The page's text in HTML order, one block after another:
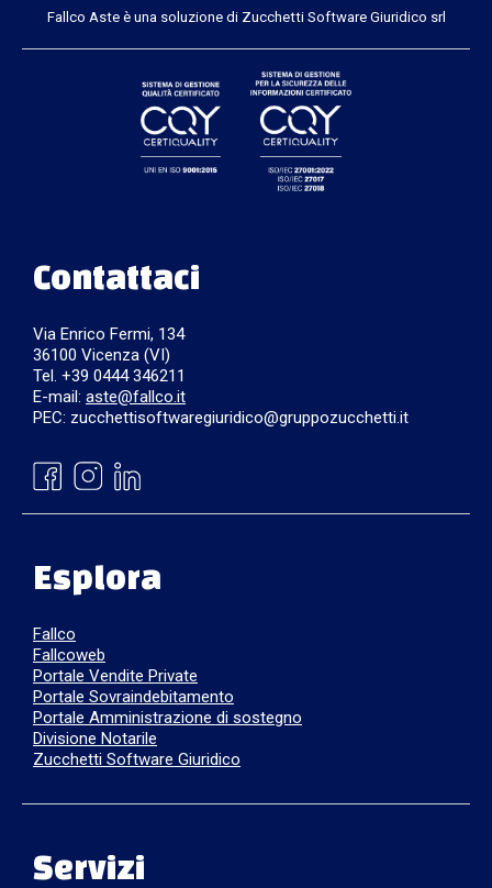
Fallco Aste è una soluzione di Zucchetti Software Giuridico srl
Contattaci
Via Enrico Fermi, 134
36100 Vicenza (VI)
Tel. +39 0444 346211
E-mail: aste@fallco.it
PEC: zucchettisoftwaregiuridico@gruppozucchetti.it
Esplora
Fallco
Fallcoweb
Portale Vendite Private
Portale Sovraindebitamento
Portale Amministrazione di sostegno
Divisione Notarile
Zucchetti Software Giuridico
Servizi